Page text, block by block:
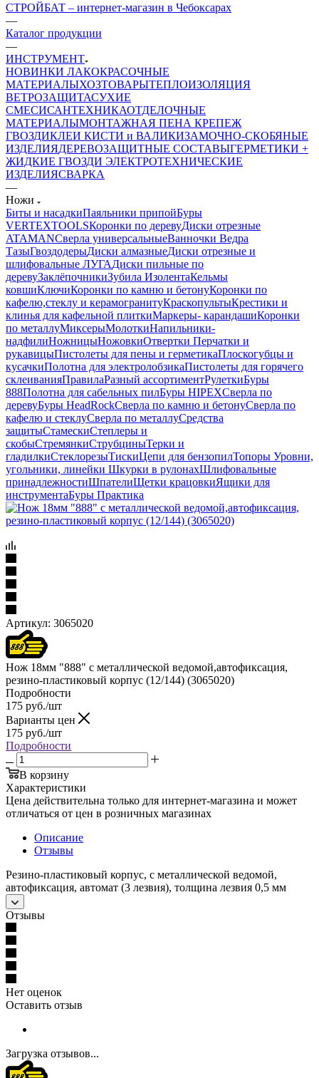
СТРОЙБАТ – интернет-магазин в Чебоксарах
—
Каталог продукции
—
ИНСТРУМЕНТ
НОВИНКИ ЛАКОКРАСОЧНЫЕ
МАТЕРИАЛЫХОЗТОВАРЫТЕПЛОИЗОЛЯЦИЯ
ВЕТРОЗАЩИТАСУХИЕ
СМЕСИСАНТЕХНИКАОТДЕЛОЧНЫЕ
МАТЕРИАЛЫМОНТАЖНАЯ ПЕНА КРЕПЕЖ
ГВОЗДИКЛЕИ КИСТИ и ВАЛИКИЗАМОЧНО-СКОБЯНЫЕ
ИЗДЕЛИЯДЕРЕВОЗАЩИТНЫЕ СОСТАВЫГЕРМЕТИКИ +
ЖИДКИЕ ГВОЗДИ ЭЛЕКТРОТЕХНИЧЕСКИЕ
ИЗДЕЛИЯСВАРКА
—
Ножи
Биты и насадкиПаяльники припойБуры
VERTEXTOOLSКоронки по деревуДиски отрезные
ATAMANСверла универсальныеВанночки Ведра
ТазыГвоздодерыДиски алмазныеДиски отрезные и
шлифовальные ЛУГАДиски пильные по
деревуЗаклёпочникиЗубила ИзолентаКельмы
ковшиКлючиКоронки по камню и бетонуКоронки по
кафелю,стеклу и керамогранитуКраскопультыКрестики и
клинья для кафельной плиткиМаркеры- карандашиКоронки
по металлуМиксерыМолоткиНапильники-
надфилиНожницыНожовкиОтвертки Перчатки и
рукавицыПистолеты для пены и герметикаПлоскогубцы и
кусачкиПолотна для электролобзикаПистолеты для горячего
склеиванияПравилаРазный ассортиментРулеткиБуры
888Полотна для сабельных пилБуры HIPEXСверла по
деревуБуры HeadRockСверла по камню и бетонуСверла по
кафелю и стеклуСверла по металлуСредства
защитыСтамескиСтеплеры и
скобыСтремянкиСтрубциныТерки и
гладилкиСтеклорезыТискиЦепи для бензопилТопоры Уровни,
угольники, линейки Шкурки в рулонахШлифовальные
принадлежностиШпателиЩетки крацовкиЯщики для
инструментаБуры Практика
Артикул: 3065020
Нож 18мм "888" с металлической ведомой,автофиксация,
резино-пластиковый корпус (12/144) (3065020)
Подробности
175 руб./шт
Варианты цен
175 руб./шт
Подробности
В корзину
Характеристики
Цена действительна только для интернет-магазина и может
отличаться от цен в розничных магазинах
Описание
Отзывы
Резино-пластиковый корпус, с металлической ведомой,
автофиксация, автомат (3 лезвия), толщина лезвия 0,5 мм
Отзывы
Нет оценок
Оставить отзыв
Загрузка отзывов...